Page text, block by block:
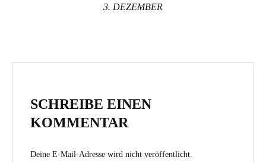
3. DEZEMBER
SCHREIBE EINEN
KOMMENTAR
Deine E-Mail-Adresse wird nicht veröffentlicht.